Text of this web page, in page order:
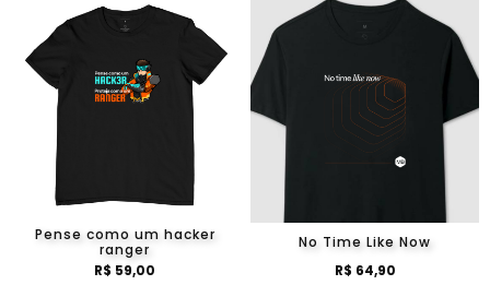
Pense como um hacker
ranger
R$ 59,00
No Time Like Now
R$ 64,90